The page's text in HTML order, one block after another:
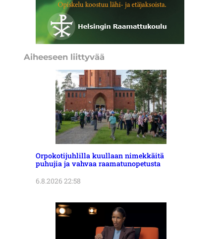
Aiheeseen liittyvää
Orpokotijuhlilla kuullaan nimekkäitä
puhujia ja vahvaa raamatunopetusta
6.8.2026 22:58